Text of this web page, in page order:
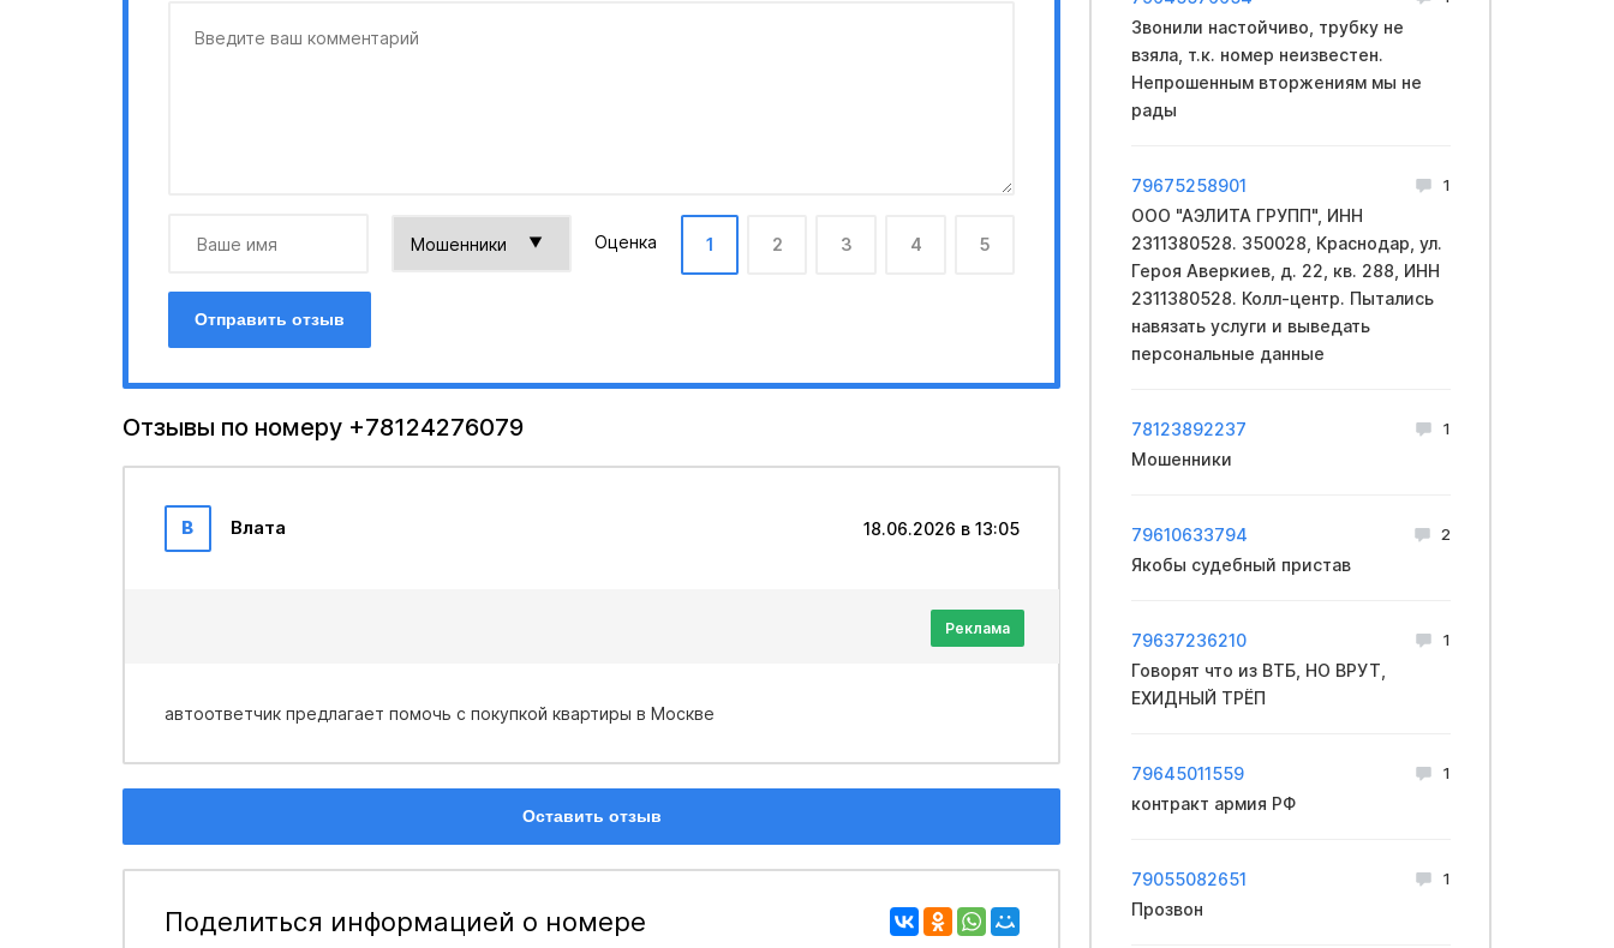
Оценка 1 2 3 4 5
Отправить отзыв
Отзывы по номеру +78124276079
В Влата 18.06.2026 в 13:05
Реклама
автоответчик предлагает помочь с покупкой квартиры в Москве
Оставить отзыв
Поделиться информацией о номере
Звонили настойчиво, трубку не
взяла, т.к. номер неизвестен.
Непрошенным вторжениям мы не
рады
79675258901 1
ООО "АЭЛИТА ГРУПП", ИНН
2311380528. 350028, Краснодар, ул.
Героя Аверкиев, д. 22, кв. 288, ИНН
2311380528. Колл-центр. Пытались
навязать услуги и выведать
персональные данные
78123892237 1
Мошенники
79610633794 2
Якобы судебный пристав
79637236210 1
Говорят что из ВТБ, НО ВРУТ,
ЕХИДНЫЙ ТРЁП
79645011559 1
контракт apмия PФ
79055082651 1
Прозвон